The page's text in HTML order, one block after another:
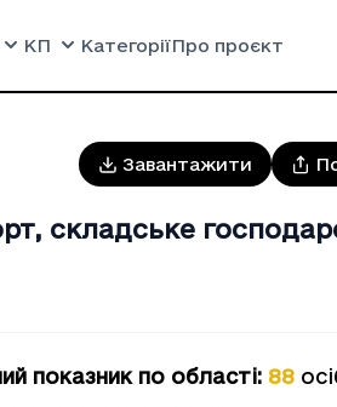
КП КатегоріїПро проєкт
Завантажити
складське
показник по області: 88